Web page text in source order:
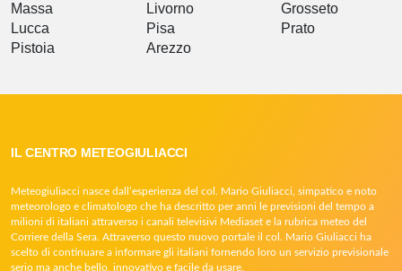
Massa
Lucca
Pistoia
Livorno
Pisa
Arezzo
Grosseto
Prato
IL CENTRO METEOGIULIACCI
Meteogiuliacci nasce dall’esperienza del col. Mario Giuliacci, simpatico e noto
meteorologo e climatologo che ha descritto per anni le previsioni del tempo a
milioni di italiani attraverso i canali televisivi Mediaset e la rubrica meteo del
Corriere della Sera. Attraverso questo nuovo portale il col. Mario Giuliacci ha
scelto di continuare a informare gli italiani fornendo loro un servizio previsionale
serio ma anche bello, innovativo e facile da usare.